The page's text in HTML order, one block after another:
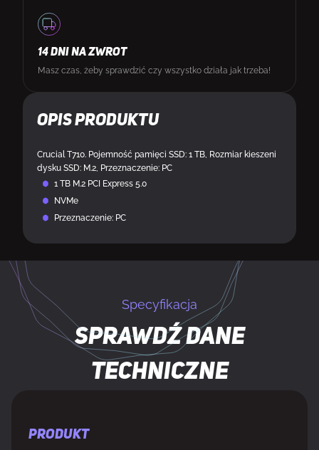
Opis produktu
Crucial T710. Pojemność pamięci SSD: 1 TB, Rozmiar kieszeni
dysku SSD: M.2, Przeznaczenie: PC
1 TB M.2 PCI Express 5.0
NVMe
Przeznaczenie: PC
14 DNI NA ZWROT
Masz czas, żeby sprawdzić czy wszystko działa jak trzeba!
Specyfikacja
Sprawdź dane
techniczne
PRODUKT